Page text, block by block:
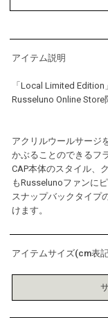
アイテム説明
「Local Limited
Russeluno Online Store
アクリルウールサージ
かぶることのできるフ
CAP本体のスタイル、
もRusselunoファンに
スナップバックタイプ
けます。
アイテムサイズ(cm表